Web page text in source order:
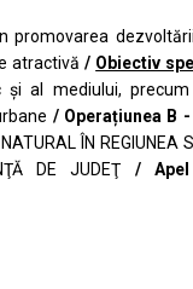
promovarea
atractivă/ Obiectiv
și al mediului,
/ Operațiunea B -
ÎN REGIUNEA
DE JUDEŢ /